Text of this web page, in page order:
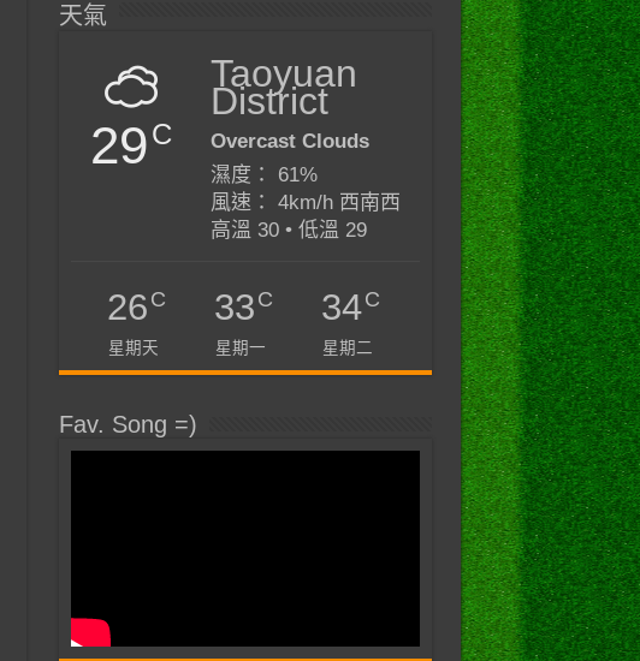
天氣
29C
Taoyuan
District
Overcast Clouds
濕度： 61%
風速： 4km/h 西南西
高溫 30 • 低溫 29
26C
星期天
33C
星期一
34C
星期二
Fav. Song =)